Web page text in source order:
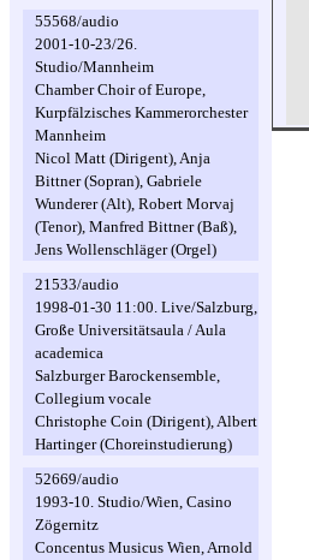
55568/audio
2001-10-23/26.
Studio/Mannheim
Chamber Choir of Europe,
Kurpfälzisches Kammerorchester
Mannheim
Nicol Matt (Dirigent), Anja
Bittner (Sopran), Gabriele
Wunderer (Alt), Robert Morvaj
(Tenor), Manfred Bittner (Baß),
Jens Wollenschläger (Orgel)
21533/audio
1998-01-30 11:00. Live/Salzburg,
Große Universitätsaula / Aula
academica
Salzburger Barockensemble,
Collegium vocale
Christophe Coin (Dirigent), Albert
Hartinger (Choreinstudierung)
52669/audio
1993-10. Studio/Wien, Casino
Zögernitz
Concentus Musicus Wien, Arnold